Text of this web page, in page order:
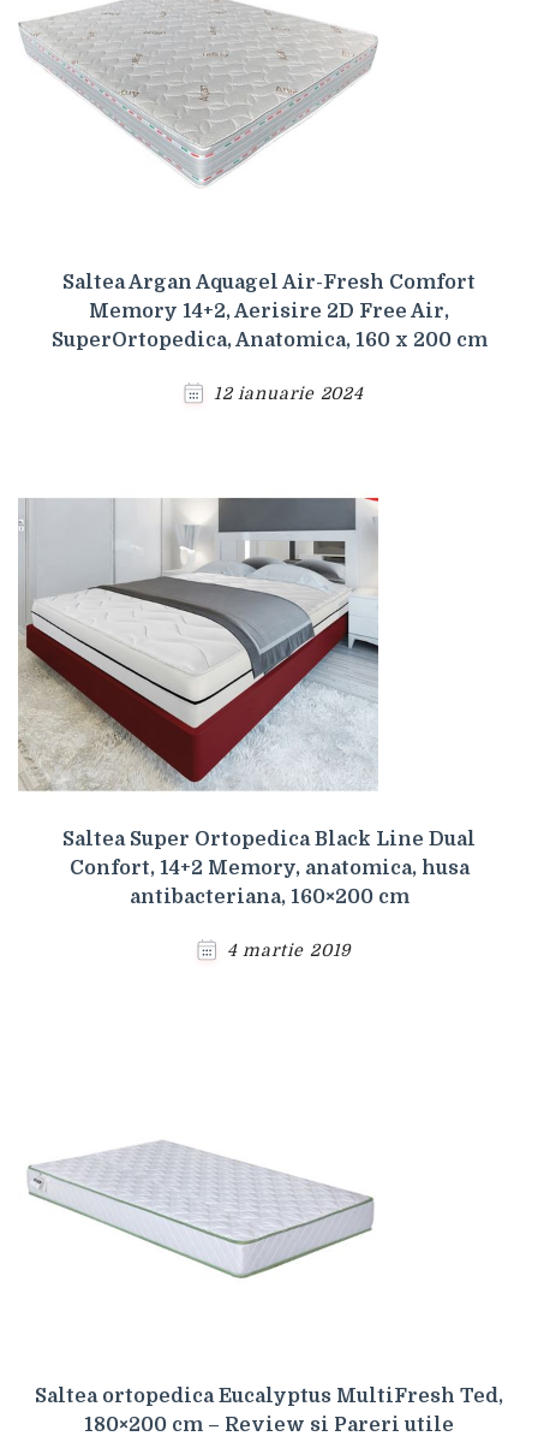
Saltea Argan Aquagel Air-Fresh Comfort
Memory 14+2, Aerisire 2D Free Air,
SuperOrtopedica, Anatomica, 160 x 200 cm
12 ianuarie 2024
Saltea Super Ortopedica Black Line Dual
Confort, 14+2 Memory, anatomica, husa
antibacteriana, 160×200 cm
4 martie 2019
Saltea ortopedica Eucalyptus MultiFresh Ted,
180×200 cm – Review si Pareri utile